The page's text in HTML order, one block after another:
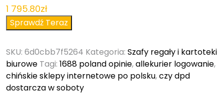
1 795.80zł
Sprawdź Teraz
SKU: 6d0cbb7f5264 Kategoria: Szafy regały i kartoteki
biurowe Tagi: 1688 poland opinie,allekurier logowanie,
chińskie sklepy internetowe po polsku,czy dpd
dostarcza w soboty